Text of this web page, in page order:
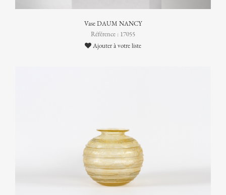
Vase DAUM NANCY
Référence : 17055
Ajouter à votre liste